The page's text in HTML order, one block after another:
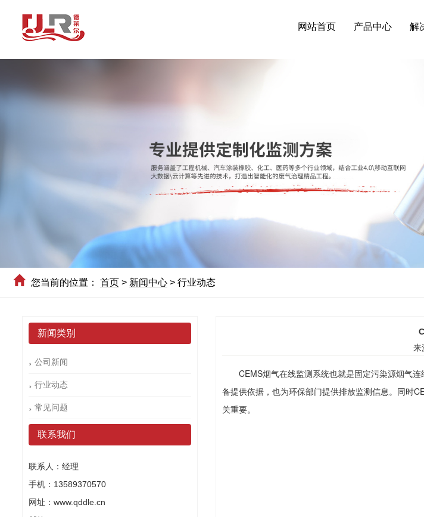
网站首页 产品中心 解
您当前的位置： 首页 > 新闻中心 > 行业动态
新闻类别
公司新闻
行业动态
常见问题
联系我们
联系人：经理
手机：13589370570
网址：www.qddle.cn
来
CEMS烟气在线监测系统也就是固定污染源烟气连
备提供依据，也为环保部门提供排放监测信息。同时
关重要。